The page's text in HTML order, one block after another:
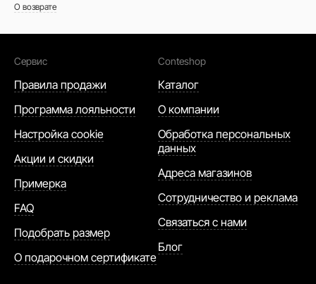
О возврате
Сервис
Правила продажи
Программа лояльности
Настройка cookie
Акции и скидки
Примерка
FAQ
Подобрать размер
О подарочном сертификате
Conteshop
Каталог
О компании
Обработка персональных
данных
Адреса магазинов
Сотрудничество и реклама
Связаться с нами
Блог